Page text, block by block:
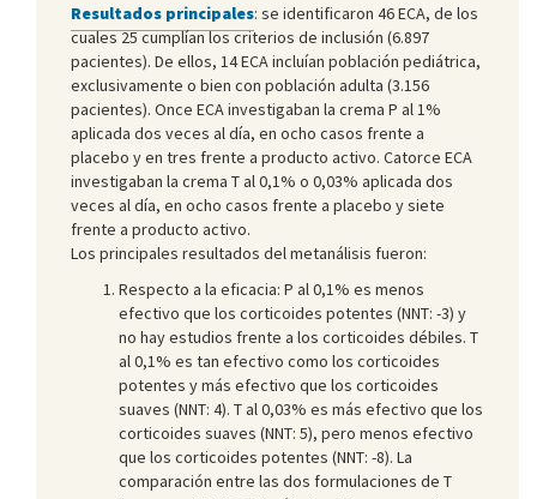
Resultados principales: se identificaron 46 ECA, de los
cuales 25 cumplían los criterios de inclusión (6.897
pacientes). De ellos, 14 ECA incluían población pediátrica,
exclusivamente o bien con población adulta (3.156
pacientes). Once ECA investigaban la crema P al 1%
aplicada dos veces al día, en ocho casos frente a
placebo y en tres frente a producto activo. Catorce ECA
investigaban la crema T al 0,1% o 0,03% aplicada dos
veces al día, en ocho casos frente a placebo y siete
frente a producto activo.
Los principales resultados del metanálisis fueron:
Respecto a la eficacia: P al 0,1% es menos
efectivo que los corticoides potentes (NNT: -3) y
no hay estudios frente a los corticoides débiles. T
al 0,1% es tan efectivo como los corticoides
potentes y más efectivo que los corticoides
suaves (NNT: 4). T al 0,03% es más efectivo que los
corticoides suaves (NNT: 5), pero menos efectivo
que los corticoides potentes (NNT: -8). La
comparación entre las dos formulaciones de T